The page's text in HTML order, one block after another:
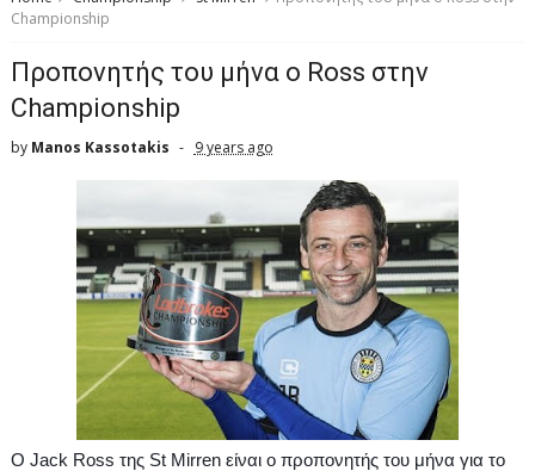
Championship
Προπονητής του μήνα ο Ross στην
Championship
by Manos Kassotakis 9 years ago
Ο Jack Ross της St Mirren είναι ο προπονητής του μήνα για το